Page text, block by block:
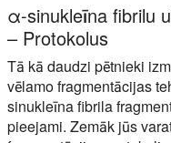
α-sinukleīna fibrilu
– Protokolus
Tā kā daudzi pētnieki
vēlamo fragmentācijas
sinukleīna fibrila
pieejami. Zemāk jūs